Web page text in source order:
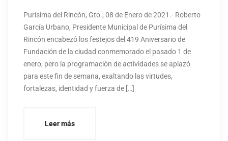
Purísima del Rincón, Gto., 08 de Enero de 2021.- Roberto
García Urbano, Presidente Municipal de Purísima del
Rincón encabezó los festejos del 419 Aniversario de
Fundación de la ciudad conmemorado el pasado 1 de
enero, pero la programación de actividades se aplazó
para este fin de semana, exaltando las virtudes,
fortalezas, identidad y fuerza de […]
Leer más